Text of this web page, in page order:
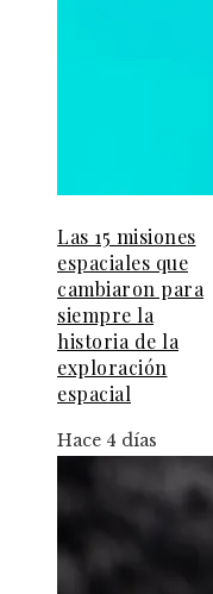
Las 15 misiones
espaciales que
cambiaron para
siempre la
historia de la
exploración
espacial
Hace 4 días